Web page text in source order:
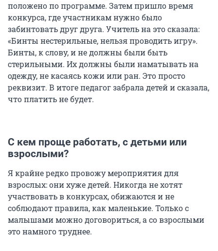
положено по программе. Затем пришло время
конкурса, где участникам нужно было
забинтовать друг друга. Учитель на это сказала:
«Бинты нестерильные, нельзя проводить игру».
Бинты, к слову, и не должны были быть
стерильными. Их должны были наматывать на
одежду, не касаясь кожи или ран. Это просто
реквизит. В итоге педагог забрала детей и сказала,
что платить не будет.
С кем проще работать, с детьми или
взрослыми?
Я крайне редко провожу мероприятия для
взрослых: они хуже детей. Никогда не хотят
участвовать в конкурсах, обижаются и не
соблюдают правила, как маленькие. Только с
малышами можно договориться, а со взрослыми
это намного труднее.